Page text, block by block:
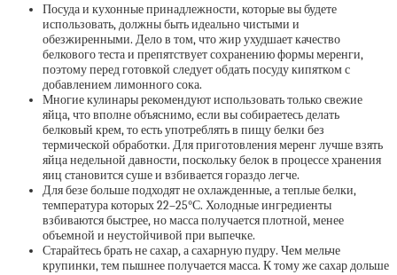
Посуда и кухонные принадлежности, которые вы будете
использовать, должны быть идеально чистыми и
обезжиренными. Дело в том, что жир ухудшает качество
белкового теста и препятствует сохранению формы меренги,
поэтому перед готовкой следует обдать посуду кипятком с
добавлением лимонного сока.
Многие кулинары рекомендуют использовать только свежие
яйца, что вполне объяснимо, если вы собираетесь делать
белковый крем, то есть употреблять в пищу белки без
термической обработки. Для приготовления меренг лучше взять
яйца недельной давности, поскольку белок в процессе хранения
яиц становится суше и взбивается гораздо легче.
Для безе больше подходят не охлажденные, а теплые белки,
температура которых 22–25°С. Холодные ингредиенты
взбиваются быстрее, но масса получается плотной, менее
объемной и неустойчивой при выпечке.
Старайтесь брать не сахар, а сахарную пудру. Чем мельче
крупинки, тем пышнее получается масса. К тому же сахар дольше